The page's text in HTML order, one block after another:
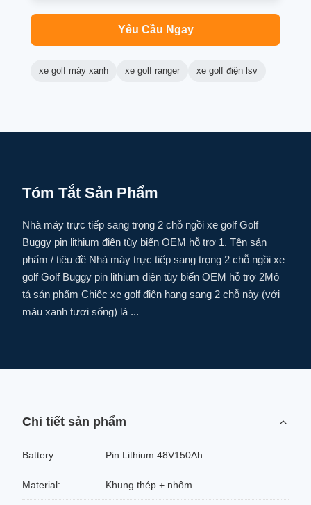
Yêu Cầu Ngay
xe golf máy xanh xe golf ranger xe golf điện lsv
Tóm Tắt Sản Phẩm
Nhà máy trực tiếp sang trọng 2 chỗ ngồi xe golf Golf
Buggy pin lithium điện tùy biến OEM hỗ trợ 1. Tên sản
phẩm / tiêu đề Nhà máy trực tiếp sang trọng 2 chỗ ngồi xe
golf Golf Buggy pin lithium điện tùy biến OEM hỗ trợ 2Mô
tả sản phẩm Chiếc xe golf điện hạng sang 2 chỗ này (với
màu xanh tươi sống) là ...
Chi tiết sản phẩm
Battery: Pin Lithium 48V150Ah
Material: Khung thép + nhôm